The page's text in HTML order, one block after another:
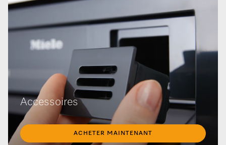
Accessoires
ACHETER MAINTENANT